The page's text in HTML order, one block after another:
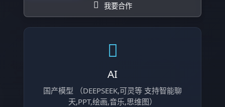
我要合作
AI
国产模型 （DEEPSEEK,可灵等 支持智能聊
天,PPT,绘画,音乐,思维图）